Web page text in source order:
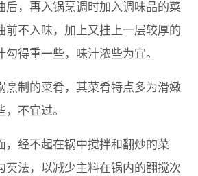
后，再入锅烹调时加入调味品的菜
前不入味，加上又挂上一层较厚的
得重一些，味汁浓些为宜。
烹制的菜肴，其菜肴特点多为滑嫩
不宜过。
，经不起在锅中搅拌和翻炒的菜
芡法，以减少主料在锅内的翻搅次